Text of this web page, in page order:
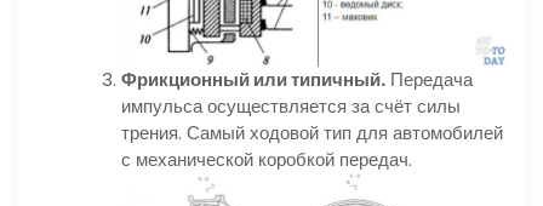
Фрикционный или типичный. Передача
импульса осуществляется за счёт силы
трения. Самый ходовой тип для автомобилей
с механической коробкой передач.